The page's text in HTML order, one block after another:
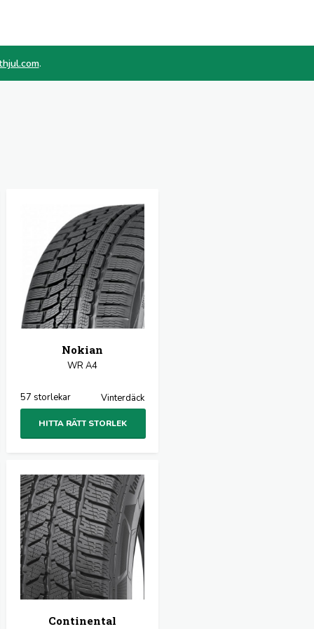
.
Nokian
WR A4
57 storlekar Vinterdäck
HITTA RÄTT STORLEK
Continental